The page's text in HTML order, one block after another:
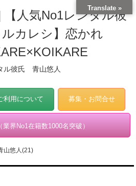
ル彼氏 青山悠人
利用について 募集・お問合せ
業界No1在籍数1000名突破）
山悠人(21)
Translate »